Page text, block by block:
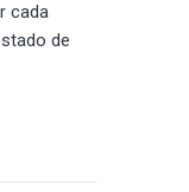
cada
de